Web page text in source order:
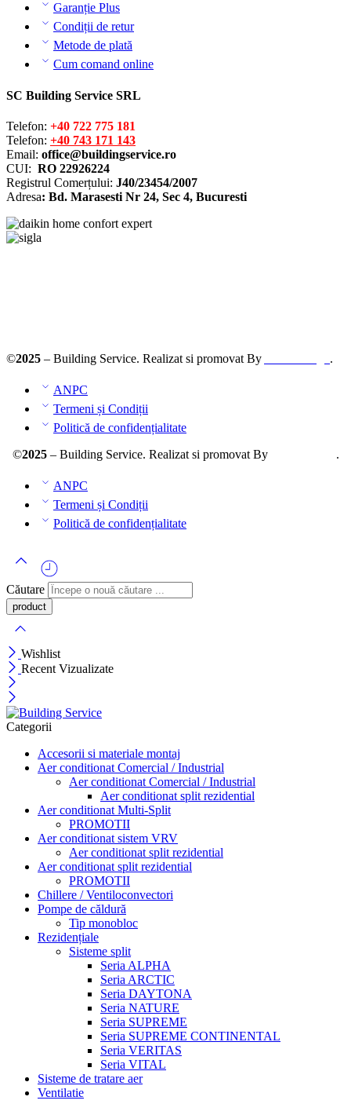
Garanție Plus
Condiții de retur
Metode de plată
Cum comand online
SC Building Service SRL
Telefon: +40 722 775 181
Telefon: +40 743 171 143
Email: office@buildingservice.ro
CUI: RO 22926224
Registrul Comerțului: J40/23454/2007
Adresa: Bd. Marasesti Nr 24, Sec 4, Bucuresti
©2025 – Building Service. Realizat si promovat By .
ANPC
Termeni și Condiții
Politică de confidențialitate
©2025– Building Service. Realizat si promovat By .
ANPC
Termeni și Condiții
Politică de confidențialitate
Căutare
Wishlist
Recent Vizualizate
Categorii
Accesorii si materiale montaj
Aer conditionat Comercial / Industrial
Aer conditionat Comercial / Industrial
Aer conditionat split rezidential
Aer conditionat Multi-Split
PROMOTII
Aer conditionat sistem VRV
Aer conditionat split rezidential
Aer conditionat split rezidential
PROMOTII
Chillere / Ventiloconvectori
Pompe de căldură
Tip monobloc
Rezidențiale
Sisteme split
Seria ALPHA
Seria ARCTIC
Seria DAYTONA
Seria NATURE
Seria SUPREME
Seria SUPREME CONTINENTAL
Seria VERITAS
Seria VITAL
Sisteme de tratare aer
Ventilatie